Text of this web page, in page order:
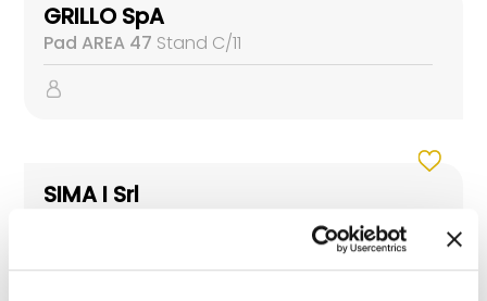
GRILLO SpA
Pad AREA 47 Stand C/11
SIMA I Srl